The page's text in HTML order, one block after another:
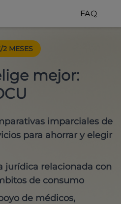
FAQ
MESES
mejor:
imparciales de
para ahorrar y elegir
jurídica relacionada con
de consumo
de médicos,